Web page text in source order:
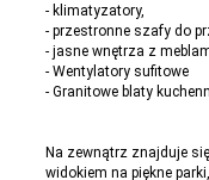
- klimatyzatory,
- przestronne szafy do
- jasne wnętrza z
- Wentylatory sufitowe
- Granitowe blaty
Na zewnątrz znajduje
widokiem na piękne